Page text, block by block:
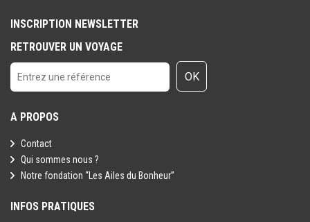
Toutefois il est rappelé qu'aucune région du monde ni aucun pays
INSCRIPTION NEWSLETTER
RETROUVER UN VOYAGE
OK
A PROPOS
Contact
Qui sommes nous ?
Notre fondation “Les Ailes du Bonheur”
INFOS PRATIQUES